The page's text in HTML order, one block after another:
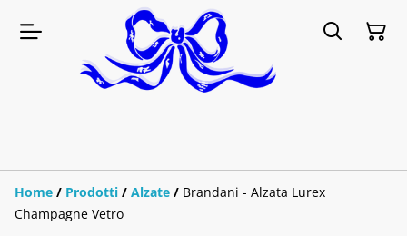
Home / Prodotti / Alzate / Brandani - Alzata Lurex
Champagne Vetro